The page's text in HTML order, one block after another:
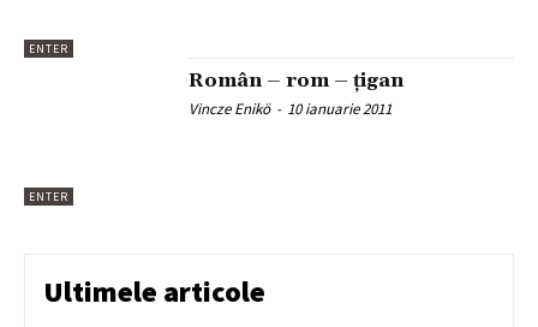
ENTER
ENTER
Român – rom – țigan
Vincze Enikö - 10 ianuarie 2011
Ultimele articole